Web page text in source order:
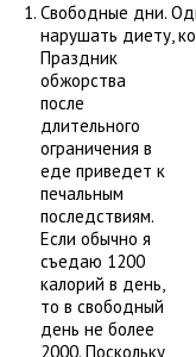
Свободные дни.
нарушать диету,
Праздник
обжорства
после
длительного
ограничения в
еде приведет к
печальным
последствиям.
Если обычно я
съедаю 1200
калорий в день,
то в свободный
день не более
2000. Поскольку